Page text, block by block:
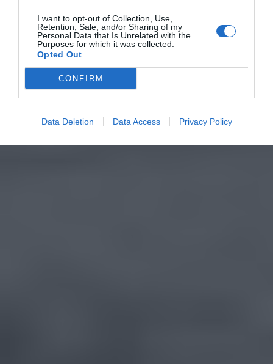
I want to opt-out of Collection, Use,
Retention, Sale, and/or Sharing of my
Personal Data that Is Unrelated with the
Purposes for which it was collected.
Opted Out
CONFIRM
Data Deletion Data Access Privacy Policy